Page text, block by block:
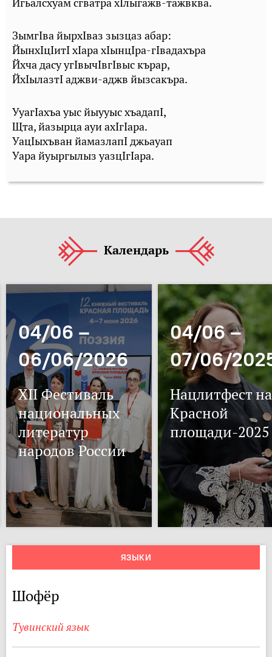
ЗымгIва йырхIваз зызцаз абар:
ЙынхIцIитI хIара хIынцIра-гIвадахъра
Йхча дасу угIвычIвгIвыс кърар,
ЙхIылазтI аджви-аджв йызсакъра.
УуагIахъа уыс йыууыс хъадапI,
Щта, йазырца ауи ахIгIара.
УацIыхъван йамазлапI джьауап
Уара йуыргылыз уазцIгIара.
Календарь
04/06 –
06/06/2026
XII Фестиваль
национальных
литератур
народов России
04/06 –
07/06/
Нацлитфест на
Красной
площади-2025
ЯЗЫКИ
Шофёр
Тувинский язык